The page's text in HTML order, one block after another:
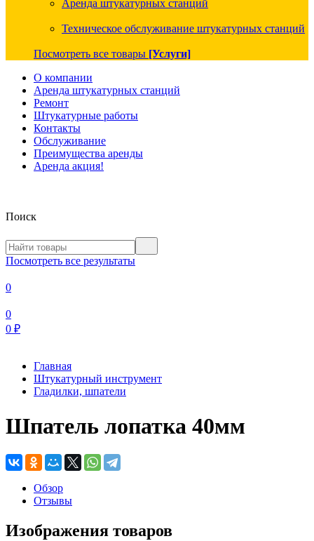
Аренда штукатурных станций
Техническое обслуживание штукатурных станций
Посмотреть все товары [Услуги]
О компании
Аренда штукатурных станций
Ремонт
Штукатурные работы
Контакты
Обслуживание
Преимущества аренды
Аренда акция!
Поиск
Посмотреть все результаты
0
0
0 ₽
Главная
Штукатурный инструмент
Гладилки, шпатели
Шпатель лопатка 40мм
Обзор
Отзывы
Изображения товаров